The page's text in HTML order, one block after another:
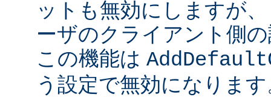
ットも無効にしますが
ーザのクライアント側
この機能は
う設定で無効になりま